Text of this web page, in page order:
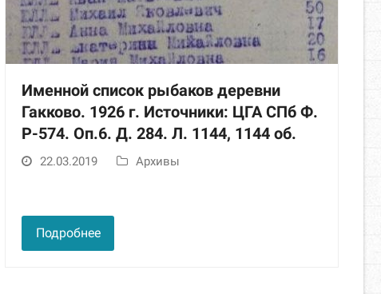
Именной список рыбаков деревни
Гакково. 1926 г. Источники: ЦГА СПб Ф.
Р-574. Оп.6. Д. 284. Л. 1144, 1144 об.
22.03.2019 Архивы
Подробнее